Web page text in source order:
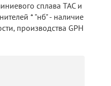
сплава ТАС и
* "нб" - наличие
производства GPH